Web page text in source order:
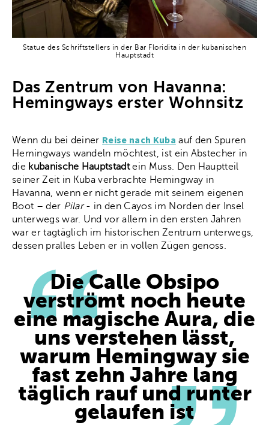
Statue des Schriftstellers in der Bar Floridita in der kubanischen
Hauptstadt
Das Zentrum von Havanna:
Hemingways erster Wohnsitz
Wenn du bei deiner Reise nach Kuba auf den Spuren
Hemingways wandeln möchtest, ist ein Abstecher in
die kubanische Hauptstadtein Muss. Den Hauptteil
seiner Zeit in Kuba verbrachte Hemingway in
Havanna, wenn er nicht gerade mit seinem eigenen
Boot – der Pilar- in den Cayos im Norden der Insel
unterwegs war. Und vor allem in den ersten Jahren
war er tagtäglich im historischen Zentrum unterwegs,
dessen pralles Leben er in vollen Zügen genoss.
Die Calle Obsipo
verströmt noch heute
eine magische Aura, die
uns verstehen lässt,
warum Hemingway sie
fast zehn Jahre lang
täglich rauf und runter
gelaufen ist